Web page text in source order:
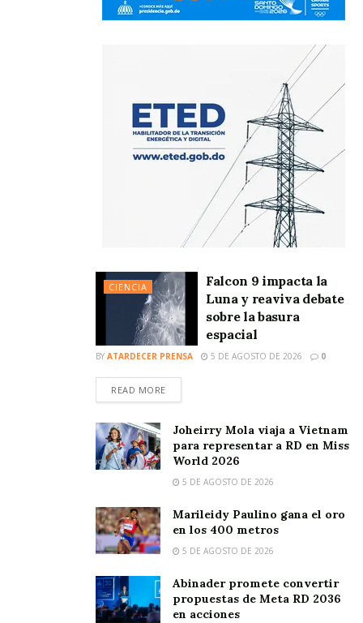
CIENCIA
Falcon 9 impacta la
Luna y reaviva debate
sobre la basura
espacial
BY ATARDECER PRENSA 5 DE AGOSTO DE 2026 0
READ MORE
Joheirry Mola viaja a Vietnam
para representar a RD en Miss
World 2026
5 DE AGOSTO DE 2026
Marileidy Paulino gana el oro
en los 400 metros
5 DE AGOSTO DE 2026
Abinader promete convertir
propuestas de Meta RD 2036
en acciones